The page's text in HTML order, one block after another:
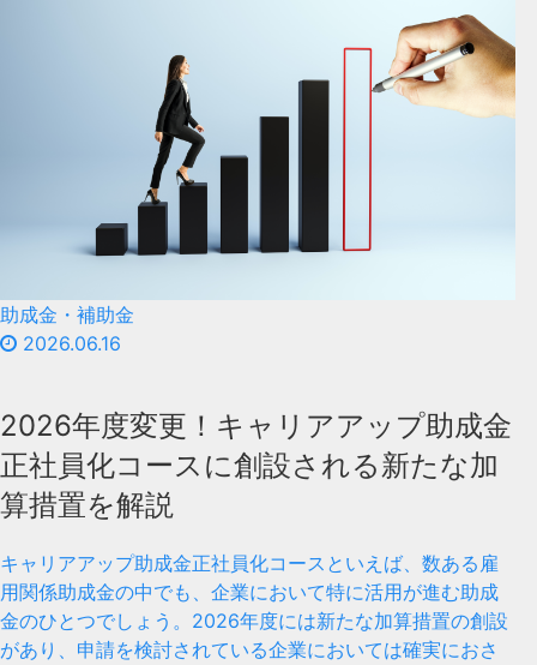
助成金・補助金
2026.06.16
2026年度変更！キャリアアップ助成金
正社員化コースに創設される新たな加
算措置を解説
キャリアアップ助成金正社員化コースといえば、数ある雇
用関係助成金の中でも、企業において特に活用が進む助成
金のひとつでしょう。2026年度には新たな加算措置の創設
があり、申請を検討されている企業においては確実におさ